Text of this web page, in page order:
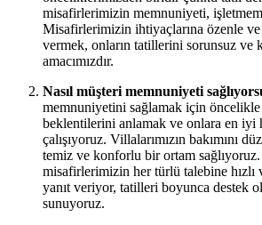
misafirlerimizin memnuniyeti,
Misafirlerimizin ihtiyaçlarına özenle ve
vermek, onların tatillerini sorunsuz ve
amacımızdır.
Nasıl müşteri memnuniyeti
memnuniyetini sağlamak için
beklentilerini anlamak ve onlara en iyi
çalışıyoruz. Villalarımızın bakımını
temiz ve konforlu bir ortam sağlıyoruz.
misafirlerimizin her türlü talebine
yanıt veriyor, tatilleri boyunca destek
sunuyoruz.